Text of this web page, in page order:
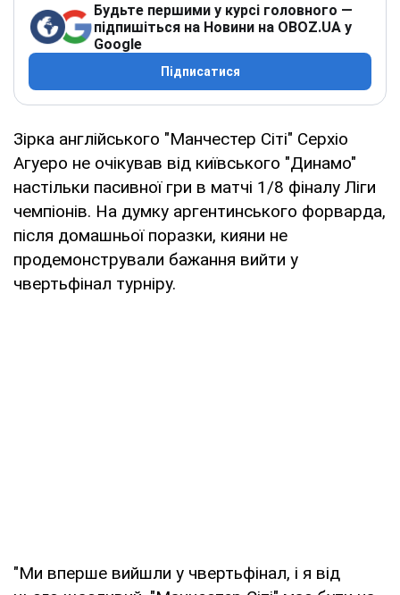
Будьте першими у курсі головного —
підпишіться на Новини на OBOZ.UA у
Google
Підписатися
Зірка англійського "Манчестер Сіті" Серхіо
Агуеро не очікував від київського "Динамо"
настільки пасивної гри в матчі 1/8 фіналу Ліги
чемпіонів. На думку аргентинського форварда,
після домашньої поразки, кияни не
продемонстрували бажання вийти у
чвертьфінал турніру.
"Ми вперше вийшли у чвертьфінал, і я від